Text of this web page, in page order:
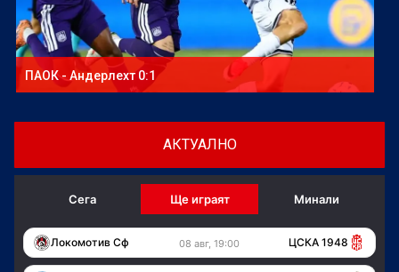
ПАОК - Андерлехт 0:1
АКТУАЛНО
Сега Ще играят Минали
Локомотив Сф 08 авг, 19:00 ЦСКА 1948